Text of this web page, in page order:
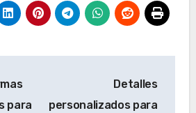
para
Detalles
personalizados para